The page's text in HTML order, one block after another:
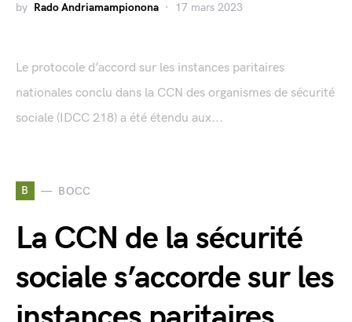
by Rado Andriamampionona 17 mars 2023
Le protocole d’accord sur les instances paritaires
nationales conclu dans la CCN des organismes de sécurité
sociale (IDCC 218) a été étendu aux...
B BOCC
La CCN de la sécurité
sociale s’accorde sur les